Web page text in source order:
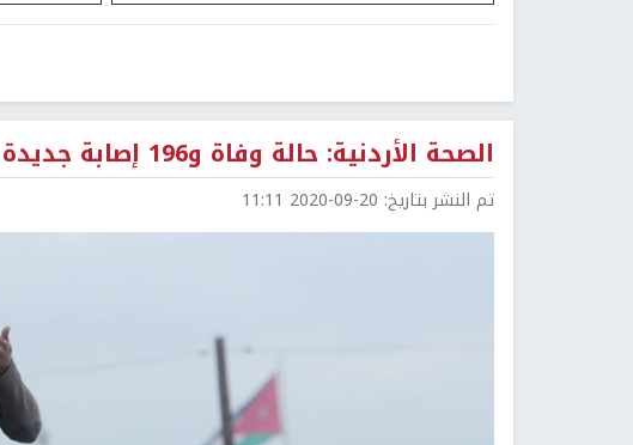
الصحة الأردنية: حالة وفاة و196 إصابة جديدة بكورونا
تم النشر بتاريخ: 2020-09-20 11:11